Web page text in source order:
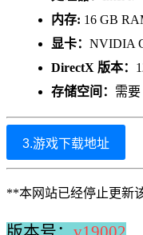
内存: 16 GB
显卡： NVIDIA
DirectX 版本：
存储空间： 需要
3.游戏下载地址
**本网站已经停止更新